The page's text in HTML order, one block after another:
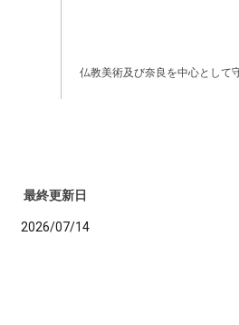
仏教美術及び奈良を中心として
最終更新日
2026/07/14